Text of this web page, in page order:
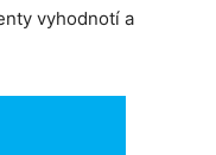
vyhodnotí a